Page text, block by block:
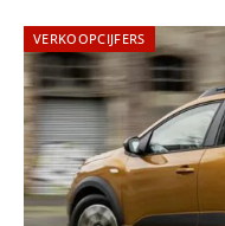
VERKOOPCIJFERS